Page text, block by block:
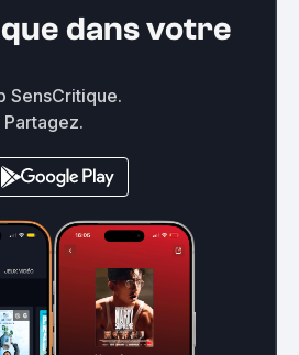
dans votre
SensCritique.